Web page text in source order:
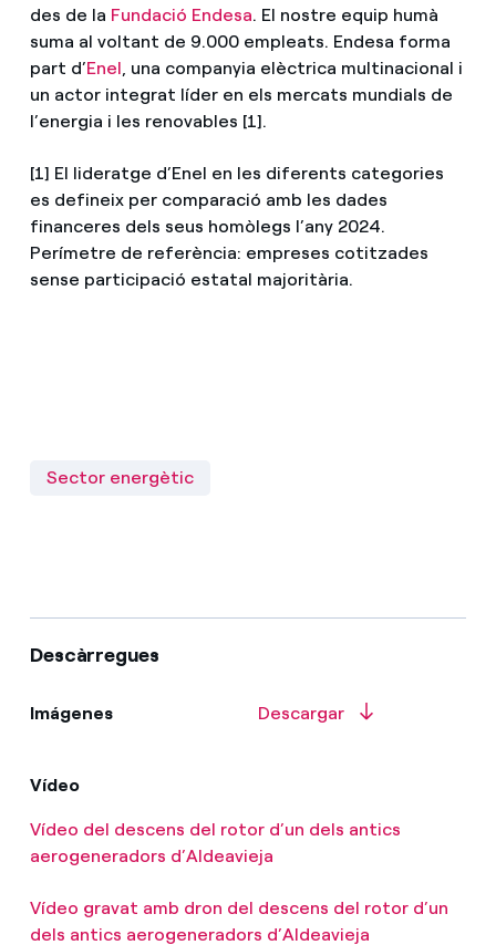
des de la Fundació Endesa. El nostre equip humà
suma al voltant de 9.000 empleats. Endesa forma
part d’Enel, una companyia elèctrica multinacional i
un actor integrat líder en els mercats mundials de
l’energia i les renovables [1].
[1] El lideratge d’Enel en les diferents categories
es defineix per comparació amb les dades
financeres dels seus homòlegs l’any 2024.
Perímetre de referència: empreses cotitzades
sense participació estatal majoritària.
Sector energètic
Descàrregues
Imágenes Descargar
Vídeo
Vídeo del descens del rotor d’un dels antics
aerogeneradors d’Aldeavieja
Vídeo gravat amb dron del descens del rotor d’un
dels antics aerogeneradors d’Aldeavieja